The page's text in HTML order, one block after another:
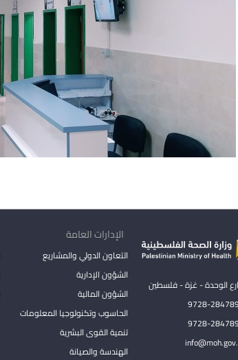
الوحدة - غزة - فلسطين
الإدارات العامة
التعاون الدولي والمشاريع
الشؤون الإدارية
الشؤون المالية
الحاسوب وتكنولوجيا المعلومات
تنمية القوى البشرية
الهندسة والصيانة